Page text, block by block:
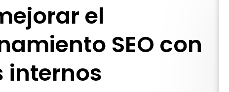
el
SEO con
internos